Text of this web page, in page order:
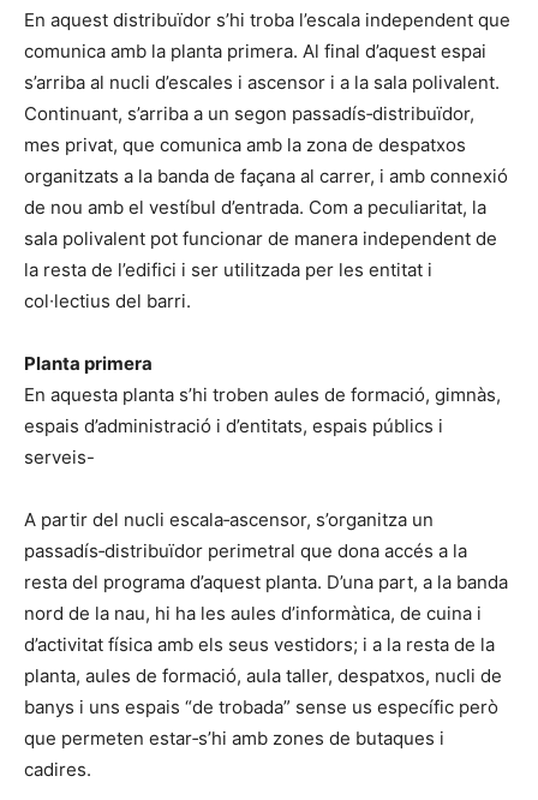
En aquest distribuïdor s’hi troba l’escala independent que
comunica amb la planta primera. Al final d’aquest espai
s’arriba al nucli d’escales i ascensor i a la sala polivalent.
Continuant, s’arriba a un segon passadís‐distribuïdor,
mes privat, que comunica amb la zona de despatxos
organitzats a la banda de façana al carrer, i amb connexió
de nou amb el vestíbul d’entrada. Com a peculiaritat, la
sala polivalent pot funcionar de manera independent de
la resta de l’edifici i ser utilitzada per les entitat i
col∙lectius del barri.
Planta primera
En aquesta planta s’hi troben aules de formació, gimnàs,
espais d’administració i d’entitats, espais públics i
serveis-
A partir del nucli escala‐ascensor, s’organitza un
passadís‐distribuïdor perimetral que dona accés a la
resta del programa d’aquest planta. D’una part, a la banda
nord de la nau, hi ha les aules d’informàtica, de cuina i
d’activitat física amb els seus vestidors; i a la resta de la
planta, aules de formació, aula taller, despatxos, nucli de
banys i uns espais “de trobada” sense us específic però
que permeten estar‐s’hi amb zones de butaques i
cadires.